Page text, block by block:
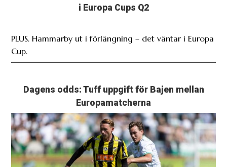
i Europa Cups Q2
PLUS. Hammarby ut i förlängning – det väntar i Europa
Cup.
Dagens odds: Tuff uppgift för Bajen mellan
Europamatcherna